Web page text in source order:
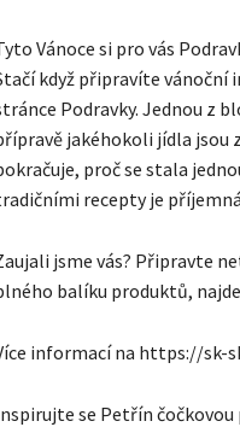
Vánoce si pro vás
když připravíte vánoční
Podravky. Jednou z
jakéhokoli jídla jsou
proč se stala
recepty je
jsme vás? Připravte
balíku produktů,
informací na https://sk-
se Petřín čočkovou